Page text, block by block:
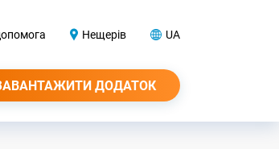
Нещерів UA
ДОДАТОК